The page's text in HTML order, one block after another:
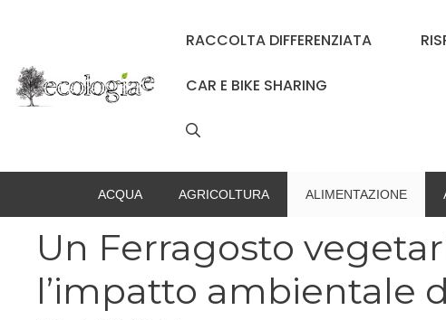
RACCOLTA DIFFERENZIATA
CAR E BIKE SHARING
ACQUA AGRICOLTURA ALIMENTAZIONE
Un Ferragosto
l’impatto ambientale